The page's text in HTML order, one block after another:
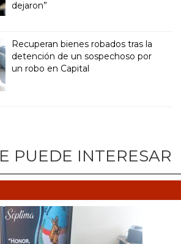
dejaron”
Recuperan bienes robados tras la
detención de un sospechoso por
un robo en Capital
PUEDE INTERESAR